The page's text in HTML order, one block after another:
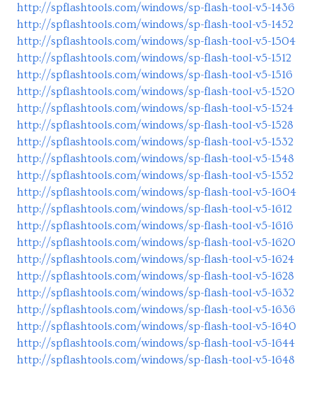
http://spflashtools.com/windows/sp-flash-tool-v5-1436
http://spflashtools.com/windows/sp-flash-tool-v5-1452
http://spflashtools.com/windows/sp-flash-tool-v5-1504
http://spflashtools.com/windows/sp-flash-tool-v5-1512
http://spflashtools.com/windows/sp-flash-tool-v5-1516
http://spflashtools.com/windows/sp-flash-tool-v5-1520
http://spflashtools.com/windows/sp-flash-tool-v5-1524
http://spflashtools.com/windows/sp-flash-tool-v5-1528
http://spflashtools.com/windows/sp-flash-tool-v5-1532
http://spflashtools.com/windows/sp-flash-tool-v5-1548
http://spflashtools.com/windows/sp-flash-tool-v5-1552
http://spflashtools.com/windows/sp-flash-tool-v5-1604
http://spflashtools.com/windows/sp-flash-tool-v5-1612
http://spflashtools.com/windows/sp-flash-tool-v5-1616
http://spflashtools.com/windows/sp-flash-tool-v5-1620
http://spflashtools.com/windows/sp-flash-tool-v5-1624
http://spflashtools.com/windows/sp-flash-tool-v5-1628
http://spflashtools.com/windows/sp-flash-tool-v5-1632
http://spflashtools.com/windows/sp-flash-tool-v5-1636
http://spflashtools.com/windows/sp-flash-tool-v5-1640
http://spflashtools.com/windows/sp-flash-tool-v5-1644
http://spflashtools.com/windows/sp-flash-tool-v5-1648